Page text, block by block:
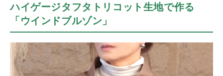
ハイゲージタフタトリコット生地で作る
「ウインドブルゾン」